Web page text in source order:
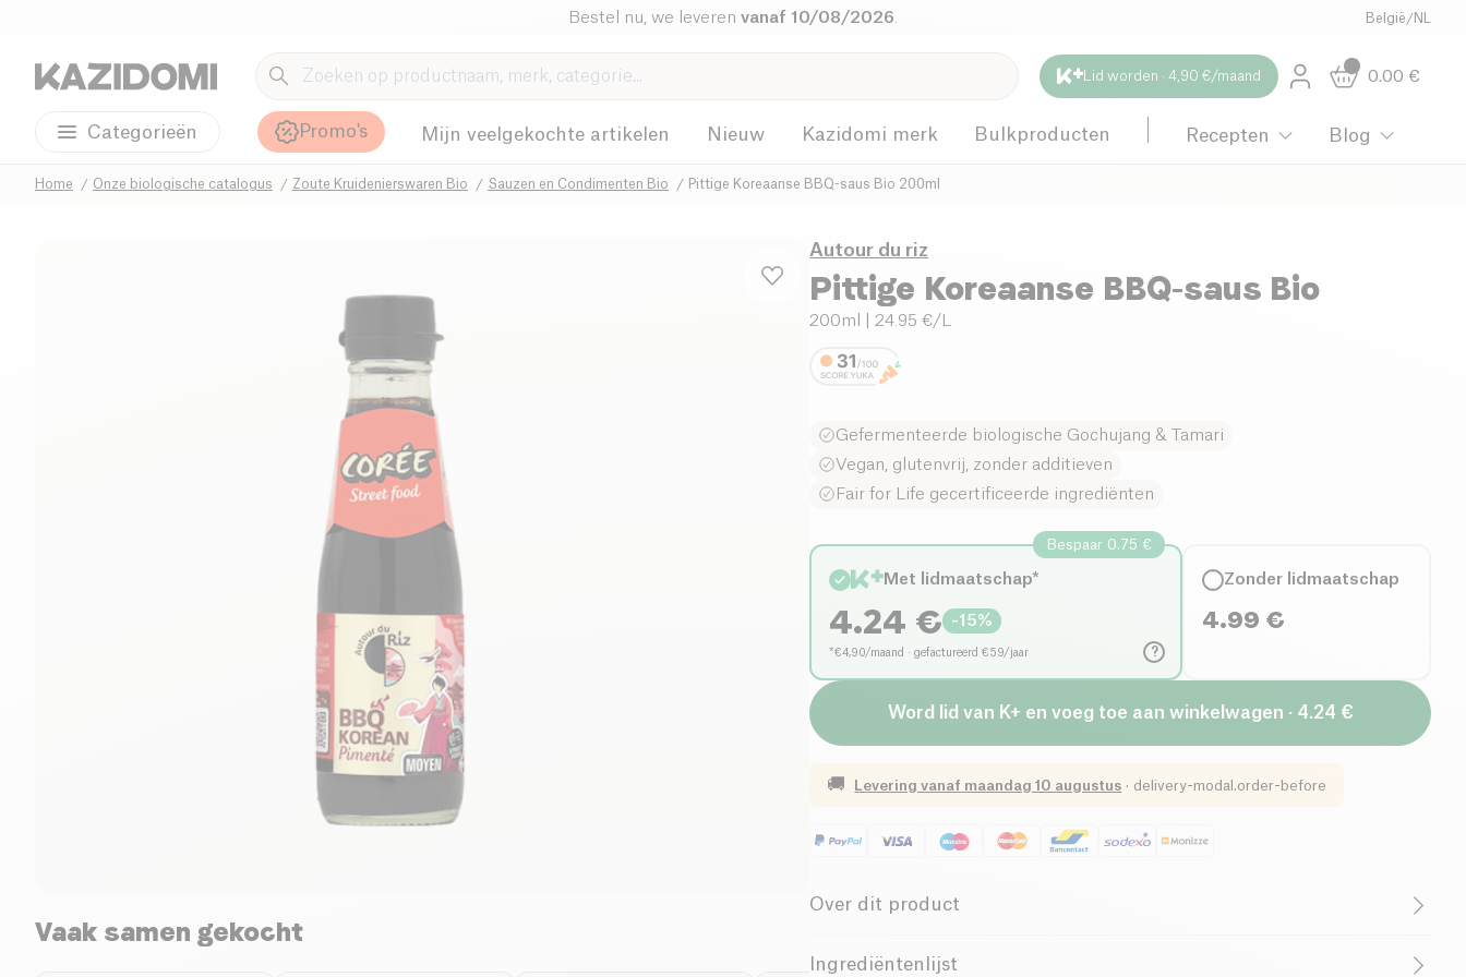
Bestel nu, we leveren vanaf 10/08/2026 België /NL
Lid worden · 4,90 €/maand 0.00 €
Categorieën Promo's Mijn veelgekochte artikelen Nieuw Kazidomi merk Bulkproducten Recepten Blog
Home Onze biologische catalogus Zoute Kruidenierswaren Bio Sauzen en Condimenten Bio Pittige Koreaanse BBQ-saus Bio 200ml
Vaak samen gekocht
Autour du riz
Pittige Koreaanse BBQ-saus Bio
200ml | 24.95 €/L
Gefermenteerde biologische Gochujang & Tamari
Vegan, glutenvrij, zonder additieven
Fair for Life gecertificeerde ingrediënten
?
Bespaar 0.75 €
Met lidmaatschap*
4.24 € -15%
*€4,90/maand · gefactureerd €59/jaar
Zonder lidmaatschap
4.99 €
Word lid van K+ en voeg toe aan winkelwagen · 4.24 €
🚚 Levering vanaf maandag 10 augustus · delivery-modal.order-before
Over dit product
Biologisch
Ingrediëntenlijst